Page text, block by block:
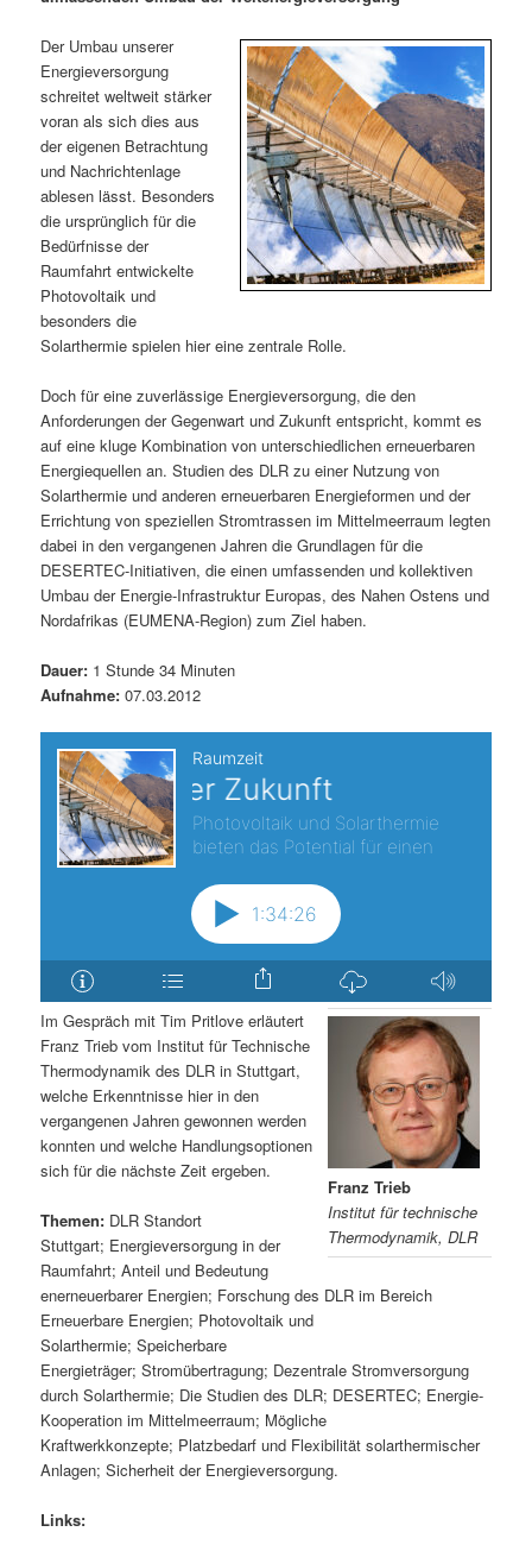
ä
r
e
n
I
n
h
a
t
s
p
r
n
g
e
n
d
ä
r
e
n
I
n
a
l
t
s
r
i
n
n
n
v
i
g
a
t
i
o
n
Der Umbau unserer
Energieversorgung
schreitet weltweit stärker
voran als sich dies aus
der eigenen Betrachtung
und Nachrichtenlage
ablesen lässt. Besonders
die ursprünglich für die
Bedürfnisse der
Raumfahrt entwickelte
Photovoltaik und
besonders die
Solarthermie spielen hier eine zentrale Rolle.
Doch für eine zuverlässige Energieversorgung, die den
Anforderungen der Gegenwart und Zukunft entspricht, kommt es
auf eine kluge Kombination von unterschiedlichen erneuerbaren
Energiequellen an. Studien des DLR zu einer Nutzung von
Solarthermie und anderen erneuerbaren Energieformen und der
Errichtung von speziellen Stromtrassen im Mittelmeerraum legten
dabei in den vergangenen Jahren die Grundlagen für die
DESERTEC-Initiativen, die einen umfassenden und kollektiven
Umbau der Energie-Infrastruktur Europas, des Nahen Ostens und
Nordafrikas (EUMENA-Region) zum Ziel haben.
Dauer: 1 Stunde 34 Minuten
Aufnahme: 07.03.2012
Franz Trieb
Institut für technische
Thermodynamik, DLR
Im Gespräch mit Tim Pritlove erläutert
Franz Trieb vom Institut für Technische
Thermodynamik des DLR in Stuttgart,
welche Erkenntnisse hier in den
vergangenen Jahren gewonnen werden
konnten und welche Handlungsoptionen
sich für die nächste Zeit ergeben.
Themen: DLR Standort
Stuttgart; Energieversorgung in der
Raumfahrt; Anteil und Bedeutung
enerneuerbarer Energien; Forschung des DLR im Bereich
Erneuerbare Energien; Photovoltaik und
Solarthermie; Speicherbare
Energieträger; Stromübertragung; Dezentrale Stromversorgung
durch Solarthermie; Die Studien des DLR; DESERTEC; Energie-
Kooperation im Mittelmeerraum; Mögliche
Kraftwerkkonzepte; Platzbedarf und Flexibilität solarthermischer
Anlagen; Sicherheit der Energieversorgung.
Links: